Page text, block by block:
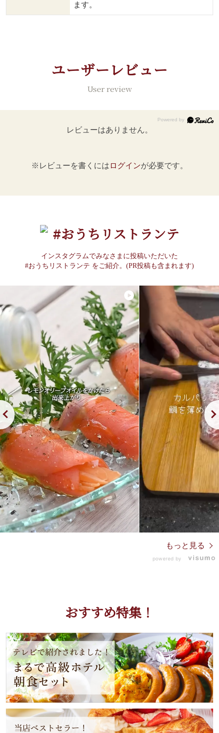
ます。
ユーザーレビュー
User review
レビューはありません。
※レビューを書くには ログインが必要です。
#おうちリストランテ
インスタグラムでみなさまに投稿いただいた
#おうちリストランテ をご紹介。(PR投稿も含まれます)
もっと見る
powered by
おすすめ特集！